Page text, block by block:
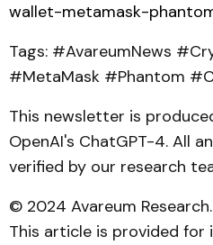
wallet-metamask-
Tags: #AvareumNews
#MetaMask #Phantom
This newsletter is
OpenAI's ChatGPT-4. All
verified by our research
© 2024 Avareum
This article is provided for